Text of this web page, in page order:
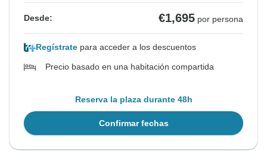
Desde: €1,695 por persona
Regístrate para acceder a los descuentos
Precio basado en una habitación compartida
Reserva la plaza durante 48h
Confirmar fechas